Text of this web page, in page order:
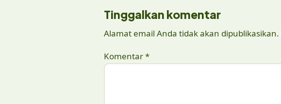
Tinggalkan komentar
Alamat email Anda tidak akan dipublikasikan.
Komentar*